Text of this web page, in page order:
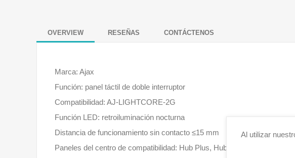
OVERVIEW RESEÑAS CONTÁCTENOS
Marca: Ajax
Función: panel táctil de doble interruptor
Compatibilidad: AJ-LIGHTCORE-2G
Función LED: retroiluminación nocturna
Distancia de funcionamiento sin contacto ≤15 mm
Paneles del centro de compatibilidad: Hub Plus, Hub 2, Hub 2 Plus,
Al utilizar